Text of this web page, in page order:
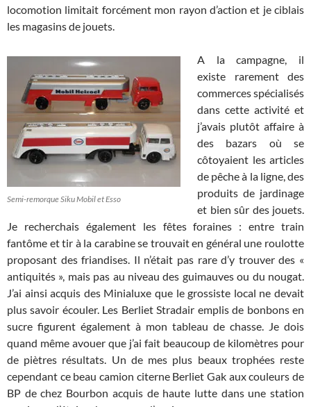
locomotion limitait forcément mon rayon d’action et je ciblais
les magasins de jouets.
Semi-remorque Siku Mobil et Esso
A la campagne, il
existe rarement des
commerces spécialisés
dans cette activité et
j’avais plutôt affaire à
des bazars où se
côtoyaient les articles
de pêche à la ligne, des
produits de jardinage
et bien sûr des jouets.
Je recherchais également les fêtes foraines : entre train
fantôme et tir à la carabine se trouvait en général une roulotte
proposant des friandises. Il n’était pas rare d’y trouver des «
antiquités », mais pas au niveau des guimauves ou du nougat.
J’ai ainsi acquis des Minialuxe que le grossiste local ne devait
plus savoir écouler. Les Berliet Stradair emplis de bonbons en
sucre figurent également à mon tableau de chasse. Je dois
quand même avouer que j’ai fait beaucoup de kilomètres pour
de piètres résultats. Un de mes plus beaux trophées reste
cependant ce beau camion citerne Berliet Gak aux couleurs de
BP de chez Bourbon acquis de haute lutte dans une station